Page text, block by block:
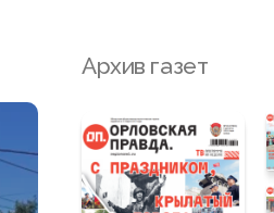
Архив газет